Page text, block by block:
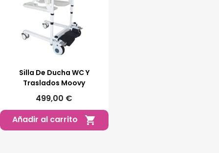
Silla De Ducha WC Y
Traslados Moovy
499,00 €
Añadir al carrito
